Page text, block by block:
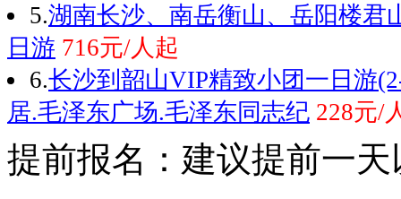
5.湖南长沙、南岳衡山、岳阳楼君
日游 716元/人起
6.长沙到韶山VIP精致小团一日游
居.毛泽东广场.毛泽东同志纪 228元/
提前报名：建议提前一